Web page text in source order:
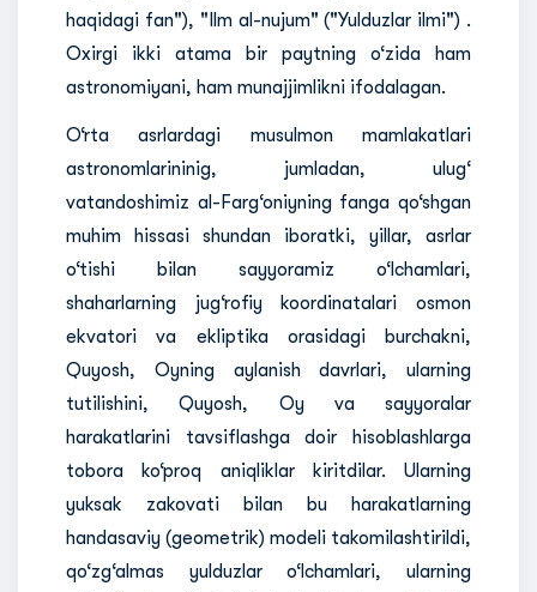
haqidagi fan"), "Ilm al-nujum" ("Yulduzlar ilmi") .
Oxirgi ikki atama bir paytning o‘zida ham
astronomiyani, ham munajjimlikni ifodalagan.
O‘rta asrlardagi musulmon mamlakatlari
astronomlarininig, jumladan, ulug‘
vatandoshimiz al-Farg‘oniyning fanga qo‘shgan
muhim hissasi shundan iboratki, yillar, asrlar
o‘tishi bilan sayyoramiz o‘lchamlari,
shaharlarning jug‘rofiy koordinatalari osmon
ekvatori va ekliptika orasidagi burchakni,
Quyosh, Oyning aylanish davrlari, ularning
tutilishini, Quyosh, Oy va sayyoralar
harakatlarini tavsiflashga doir hisoblashlarga
tobora ko‘proq aniqliklar kiritdilar. Ularning
yuksak zakovati bilan bu harakatlarning
handasaviy (geometrik) modeli takomilashtirildi,
qo‘zg‘almas yulduzlar o‘lchamlari, ularning